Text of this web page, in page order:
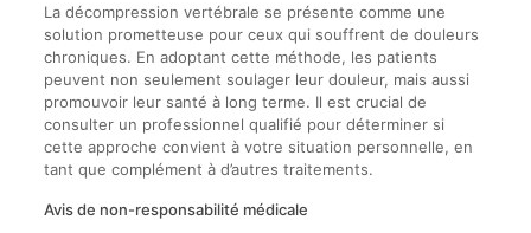
La décompression vertébrale se présente comme une
solution prometteuse pour ceux qui souffrent de douleurs
chroniques. En adoptant cette méthode, les patients
peuvent non seulement soulager leur douleur, mais aussi
promouvoir leur santé à long terme. Il est crucial de
consulter un professionnel qualifié pour déterminer si
cette approche convient à votre situation personnelle, en
tant que complément à d’autres traitements.
Avis de non-responsabilité médicale